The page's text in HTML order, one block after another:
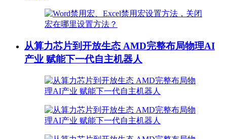
从算力芯片到开放生态 AMD完整布局物理AI
产业 赋能下一代自主机器人